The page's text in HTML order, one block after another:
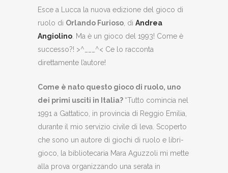
Esce a Lucca la nuova edizione del gioco di
ruolo di Orlando Furioso , di Andrea
Angiolino . Ma è un gioco del 1993! Come è
successo?! >^___^< Ce lo racconta
direttamente l’autore!
Come è nato questo gioco di ruolo, uno
dei primi usciti in Italia? “Tutto comincia nel
1991 a Gattatico, in provincia di Reggio Emilia,
durante il mio servizio civile di leva. Scoperto
che sono un autore di giochi di ruolo e libri-
gioco, la bibliotecaria Mara Aguzzoli mi mette
alla prova organizzando una serata in